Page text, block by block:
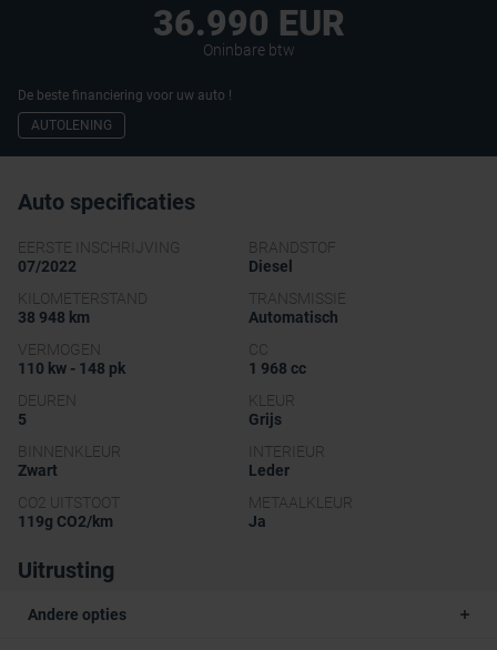
36.990 EUR
Oninbare btw
De beste financiering voor uw auto !
AUTOLENING
Auto specificaties
EERSTE INSCHRIJVING
07/2022
BRANDSTOF
Diesel
KILOMETERSTAND
38 948 km
TRANSMISSIE
Automatisch
VERMOGEN
110 kw - 148 pk
CC
1 968 cc
DEUREN
5
KLEUR
Grijs
BINNENKLEUR
Zwart
INTERIEUR
Leder
CO2 UITSTOOT
119g CO2/km
METAALKLEUR
Ja
Uitrusting
Andere opties